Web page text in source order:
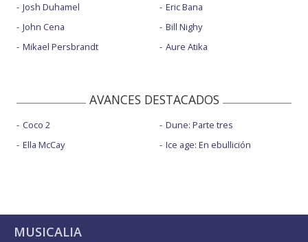
Josh Duhamel
John Cena
Mikael Persbrandt
Eric Bana
Bill Nighy
Aure Atika
AVANCES DESTACADOS
Coco 2
Ella McCay
Dune: Parte tres
Ice age: En ebullición
MUSICALIA